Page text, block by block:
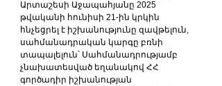
Արտաշեսի Աջապահյանը 2025
թվականի հունիսի 21-ին կրկին
հնչեցրել է իշխանությունը զավթելուն,
սահմանադրական կարգը բռնի
տապալելուն՝ Սահմանադրությամբ
չնախատեսված եղանակով ՀՀ
գործադիր իշխանության